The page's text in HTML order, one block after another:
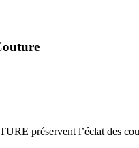
préservent l’éclat des